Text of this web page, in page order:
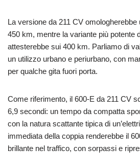
La versione da 211 CV omologherebbe
450 km, mentre la variante più potente
attesterebbe sui 400 km. Parliamo di
un utilizzo urbano e periurbano, con
per qualche gita fuori porta.
Come riferimento, il 600‑E da 211 CV
6,9 secondi: un tempo da compatta
con la natura scattante tipica di
immediata della coppia renderebbe il
brillante nel traffico, con sorpassi e